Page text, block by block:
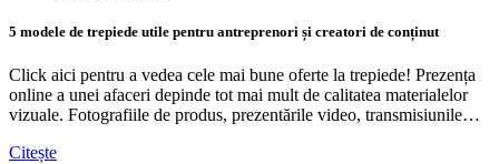
5 modele de trepiede utile pentru antreprenori și creatori de conținut
Click aici pentru a vedea cele mai bune oferte la trepiede! Prezența
online a unei afaceri depinde tot mai mult de calitatea materialelor
vizuale. Fotografiile de produs, prezentările video, transmisiunile…
Citește